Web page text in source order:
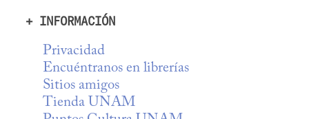
+ INFORMACIÓN
Privacidad
Encuéntranos en librerías
Sitios amigos
Tienda UNAM